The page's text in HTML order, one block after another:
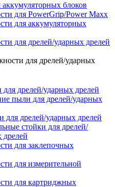
блоков
для PowerGrip/Power Maxx
для аккумуляторных
для дрелей/ударных дрелей
для дрелей/ударных
для дрелей/ударных дрелей
пыли для дрелей/ударных
для дрелей/ударных дрелей
стойки для дрелей/
дрелей
для заклепочных
для измерительной
для картриджных